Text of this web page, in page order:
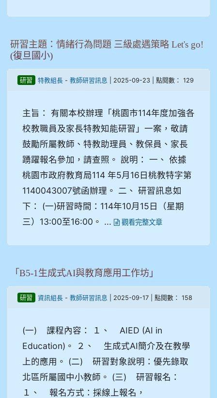
研習主題：情緒行為問題 三級處遇策略 Let's go!
(復旦國小)
研習 特教組長 - 教師研習訊息 | 2025-09-23 | 點閱數： 129
主旨： 有關本校辦理「桃園市114年度加強各
校教職員及家長特教知能研習」一案，敬請
鼓勵所屬教師、特教助理員、教保員、家長
踴躍報名參加，請查照。 說明： 一、 依據
桃園市政府教育局114 年5月16日桃教特字第
1140043007號函辦理。 二、 研習訊息如
下： (一)研習時間：114年10月15日（星期
三）13:00至16:00。 ...
觀看完整文章
「B5-1生成式AI與教育應用工作坊」
研習 資訊組長 - 教師研習訊息 | 2025-09-17 | 點閱數： 158
(一) 課程內容： １、 AIED (AI in
Education)。 ２、 生成式AI簡介及在教學
上的應用。 (二) 研習對象說明：優先錄取
北區所屬國中小教師。 (三) 研習報名：
１、 報名方式：採線上報名，